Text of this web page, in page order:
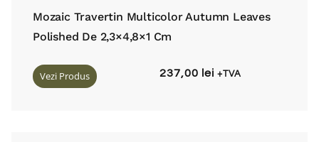
Mozaic Travertin Multicolor Autumn Leaves
Polished De 2,3×4,8×1 Cm
Vezi Produs 237,00 lei +TVA